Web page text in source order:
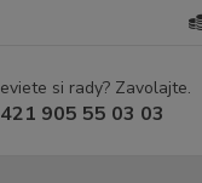
si rady? Zavolajte.
905 55 03 03